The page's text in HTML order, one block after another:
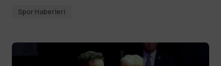
Spor Haberleri